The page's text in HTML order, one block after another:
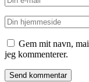
Gem mit navn,
jeg kommenterer.